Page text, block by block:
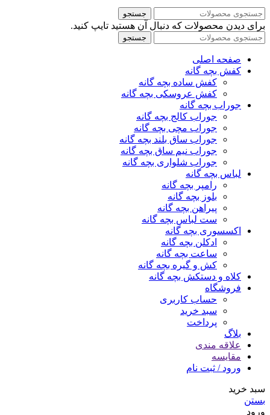
جستجو
برای دیدن محصولات که دنبال آن هستید تایپ کنید.
جستجو
صفحه اصلی
کفش بچه گانه
کفش ساده بچه گانه
کفش عروسکی بچه گانه
جوراب بچه گانه
جوراب کالج بچه گانه
جوراب مچی بچه گانه
جوراب ساق بلند بچه گانه
جوراب نیم ساق بچه گانه
جوراب شلواری بچه گانه
لباس بچه گانه
رامپر بچه گانه
بلوز بچه گانه
پیراهن بچه گانه
ست لباس بچه گانه
اکسسوری بچه گانه
ادکلن بچه گانه
ساعت بچه گانه
کش و گیره بچه گانه
کلاه و دستکش بچه گانه
فروشگاه
حساب کاربری
سبد خرید
پرداخت
بلاگ
علاقه مندی
مقایسه
ورود / ثبت نام
سبد خرید
بستن
ورود